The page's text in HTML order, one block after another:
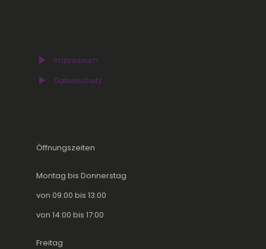
Impressum
Datenschutz
Öffnungszeiten
Montag bis Donnerstag
von 09:00 bis 13:00
von 14:00 bis 17:00
Freitag